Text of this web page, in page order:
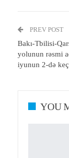
Email
PREV POST
Bakı-Tbilisi-
yolunun rəsmi
iyunun 2-də
YOU